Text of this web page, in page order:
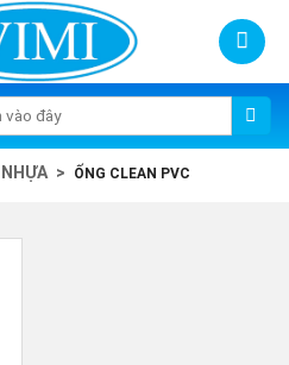
> ỐNG CLEAN PVC